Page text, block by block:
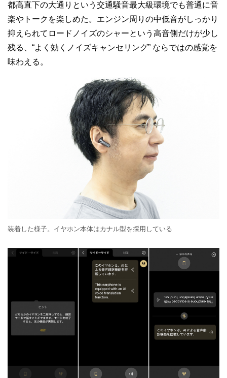
都高直下の大通りという交通騒音最大級環境でも普通に音
楽やトークを楽しめた。エンジン周りの中低音がしっかり
抑えられてロードノイズのシャーという高音側だけが少し
残る、“よく効くノイズキャンセリング” ならではの感覚を
味わえる。
装着した様子。イヤホン本体はカナル型を採用している